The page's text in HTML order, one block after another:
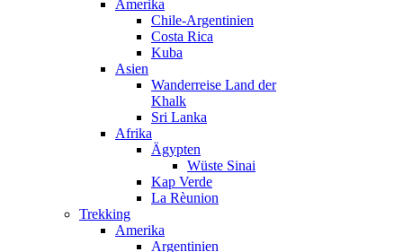
Amerika
Chile-Argentinien
Costa Rica
Kuba
Asien
Wanderreise Land der
Khalk
Sri Lanka
Afrika
Ägypten
Wüste Sinai
Kap Verde
La Rèunion
Trekking
Amerika
Argentinien